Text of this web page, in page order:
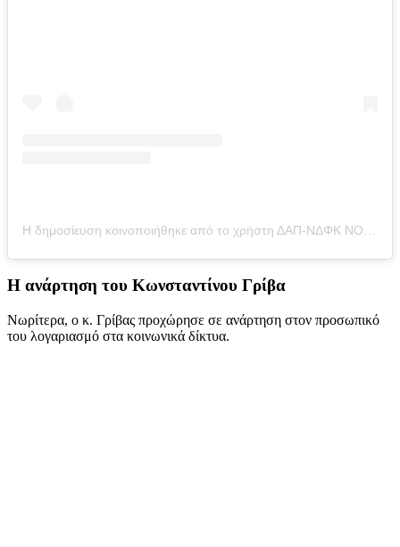
Η δημοσίευση κοινοποιήθηκε από το χρήστη ΔΑΠ-ΝΔΦΚ ΝΟΜΙΚΗΣ ΑΘΗΝΩΝ (@dap_nomikis)
Η ανάρτηση του Κωνσταντίνου Γρίβα
Νωρίτερα, ο κ. Γρίβας προχώρησε σε ανάρτηση στον προσωπικό
του λογαριασμό στα κοινωνικά δίκτυα.